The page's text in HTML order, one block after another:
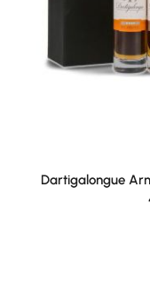
Dartigalongue